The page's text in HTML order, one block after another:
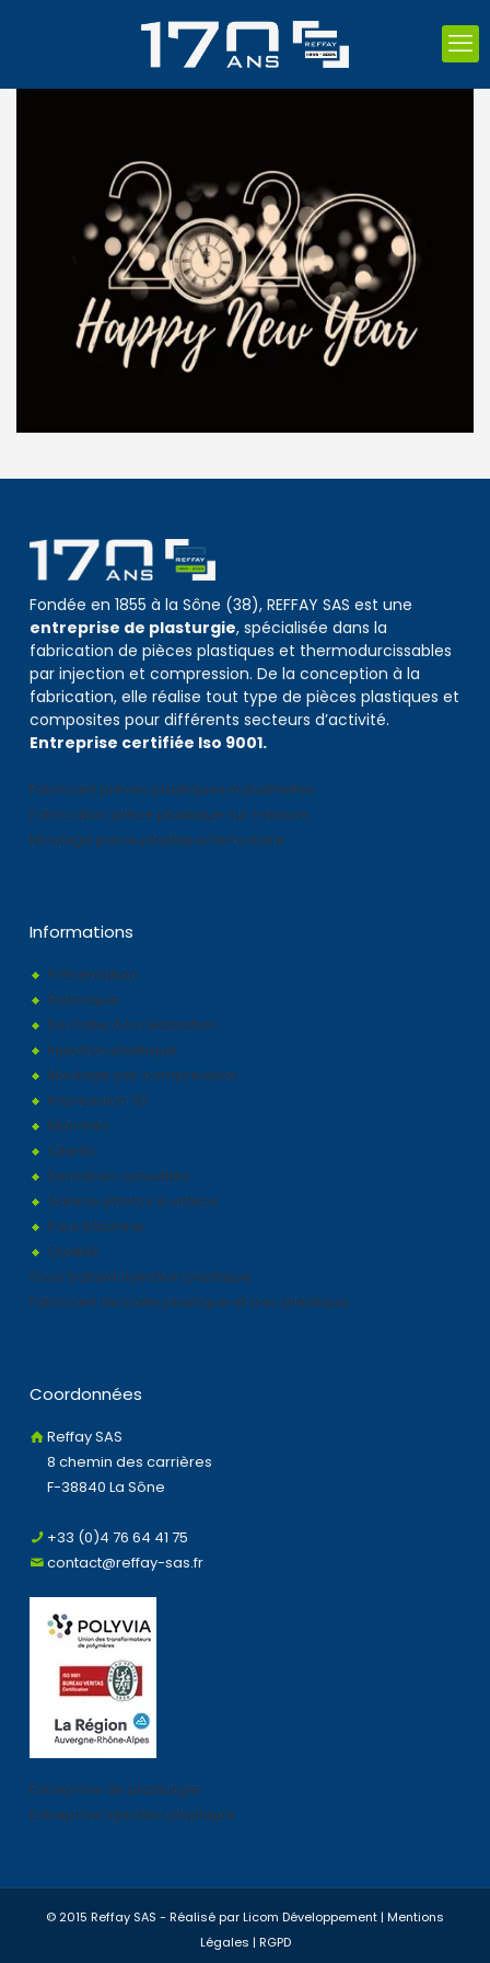
Fondée en 1855 à la Sône (38), REFFAY SAS est une
entreprise de plasturgie, spécialisée dans la
fabrication de pièces plastiques et thermodurcissables
par injection et compression. De la conception à la
fabrication, elle réalise tout type de pièces plastiques et
composites pour différents secteurs d’activité.
Entreprise certifiée Iso 9001.
Fabricant pièces plastiques industrielles
Fabrication pièce plastique sur mesure
Moulage piece plastique ferroviaire
Informations
Présentation
Historique
De l'idée à la réalisation
Injection plastique
Moulage par compression
Impression 3D
Marchés
Clients
Dernières actualités
Galerie photos & vidéos
Parc Machine
Qualité
Sous traitant injection plastique
Fabricant de boite plastique et bac plastique
Coordonnées
Reffay SAS
8 chemin des carrières
F-38840 La Sône
+33 (0)4 76 64 41 75
contact@reffay-sas.fr
Entreprise de plasturgie
Entreprise injection plastique
© 2015 Reffay SAS - Réalisé par Licom Développement | Mentions
Légales | RGPD